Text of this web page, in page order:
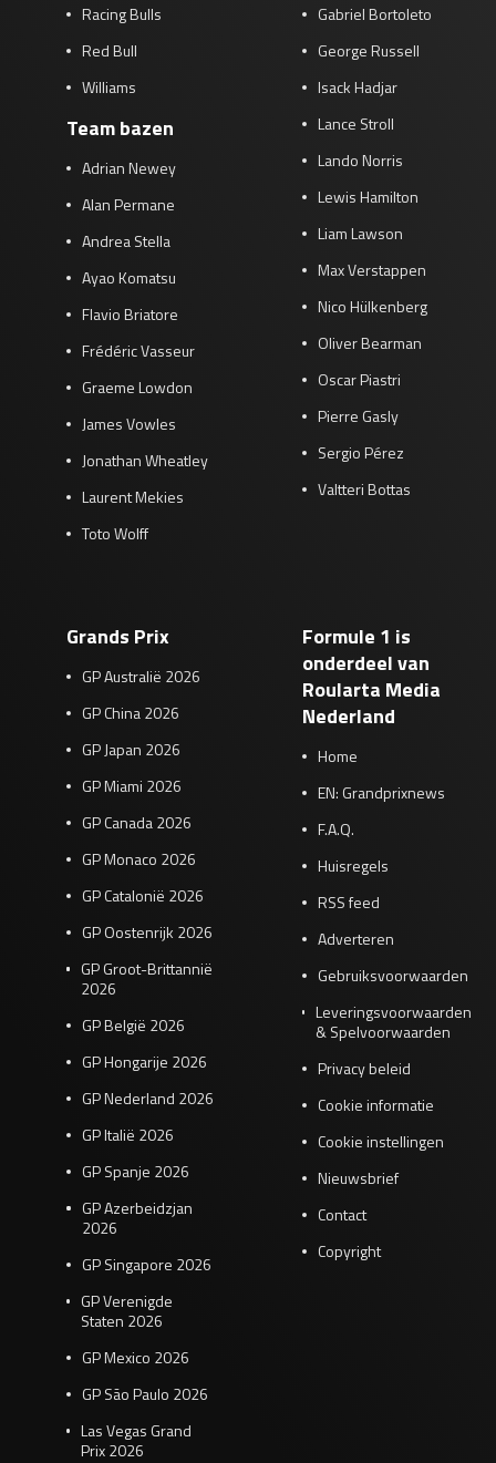
Racing Bulls
Red Bull
Williams
Team bazen
Adrian Newey
Alan Permane
Andrea Stella
Ayao Komatsu
Flavio Briatore
Frédéric Vasseur
Graeme Lowdon
James Vowles
Jonathan Wheatley
Laurent Mekies
Toto Wolff
Gabriel Bortoleto
George Russell
Isack Hadjar
Lance Stroll
Lando Norris
Lewis Hamilton
Liam Lawson
Max Verstappen
Nico Hülkenberg
Oliver Bearman
Oscar Piastri
Pierre Gasly
Sergio Pérez
Valtteri Bottas
Grands Prix
GP Australië 2026
GP China 2026
GP Japan 2026
GP Miami 2026
GP Canada 2026
GP Monaco 2026
GP Catalonië 2026
GP Oostenrijk 2026
GP Groot-Brittannië
2026
GP België 2026
GP Hongarije 2026
GP Nederland 2026
GP Italië 2026
GP Spanje 2026
GP Azerbeidzjan
2026
GP Singapore 2026
GP Verenigde
Staten 2026
GP Mexico 2026
GP São Paulo 2026
Las Vegas Grand
Prix 2026
Formule 1 is
onderdeel van
Roularta Media
Nederland
Home
EN: Grandprixnews
F.A.Q.
Huisregels
RSS feed
Adverteren
Gebruiksvoorwaarden
Leveringsvoorwaarden
& Spelvoorwaarden
Privacy beleid
Cookie informatie
Cookie instellingen
Nieuwsbrief
Contact
Copyright